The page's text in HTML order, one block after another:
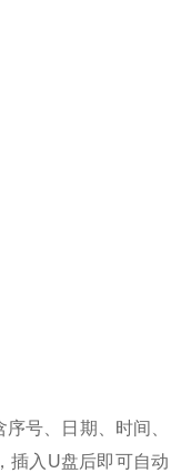
号、日期、时间、
插入U盘后即可自动